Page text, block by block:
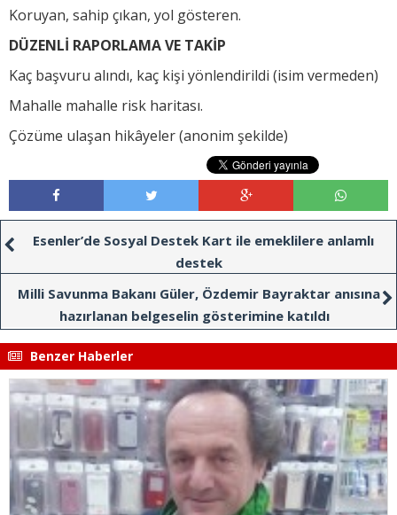
Koruyan, sahip çıkan, yol gösteren.
DÜZENLİ RAPORLAMA VE TAKİP
Kaç başvuru alındı, kaç kişi yönlendirildi (isim vermeden)
Mahalle mahalle risk haritası.
Çözüme ulaşan hikâyeler (anonim şekilde)
Esenler’de Sosyal Destek Kart ile emeklilere anlamlı
destek
Milli Savunma Bakanı Güler, Özdemir Bayraktar anısına
hazırlanan belgeselin gösterimine katıldı
Benzer Haberler